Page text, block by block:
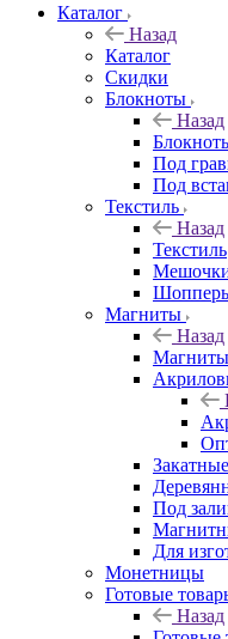
Каталог
Назад
Каталог
Скидки
Блокноты
Назад
Под
Под
Текстиль
Назад
Текстиль
Магниты
Назад
Магниты
Закатные
Под
Для
Монетницы
Готовые
Назад